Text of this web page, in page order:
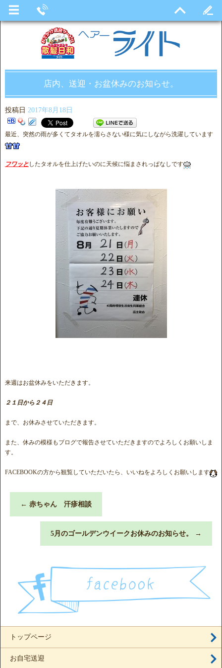
店内、送迎・お盆休みのお知らせ。
投稿日 2017年8月18日
最近、突然の雨が多くてタオルを濡らさない様に気にしながら洗濯しています
フワッとしたタオルを仕上げたいのに天候に悩まされっぱなしです
来週はお盆休みをいただきます。
２１日から２４日
まで、お休みさせていただきます。
また、休みの模様もブログで報告させていただきますのでよろしくお願いしま
す。
FACEBOOKの方から観覧していただいたら、いいねをよろしくお願いします
← 赤ちゃん 汗疹相談
5月のゴールデンウイークお休みのお知らせ。 →
トップページ
お自宅送迎